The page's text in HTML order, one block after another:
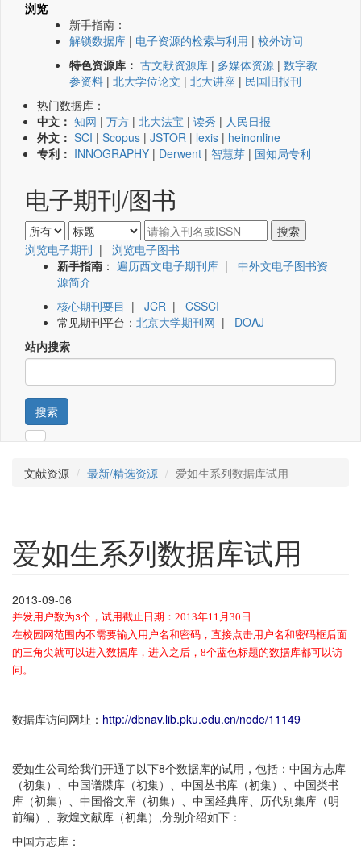
浏览
新手指南：
解锁数据库 | 电子资源的检索与利用 | 校外访问
特色资源库： 古文献资源库 | 多媒体资源 | 数字教
参资料 | 北大学位论文 | 北大讲座 | 民国旧报刊
热门数据库：
中文： 知网 | 万方 | 北大法宝 | 读秀 | 人民日报
外文： SCI | Scopus | JSTOR | lexis | heinonline
专利： INNOGRAPHY | Derwent | 智慧芽 | 国知局专利
电子期刊/图书
浏览电子期刊 | 浏览电子图书
新手指南 ： 遍历西文电子期刊库 | 中外文电子图书资
源简介
核心期刊要目 | JCR | CSSCI
常见期刊平台： 北京大学期刊网 | DOAJ
站内搜索
搜索
文献资源 最新/精选资源 爱如生系列数据库试用
爱如生系列数据库试用
2013-09-06
并发用户数为3个， 试用截止日期：2013年11月30日
在校园网范围内不需要输入用户名和密码，直接点击用户名和密码框后面
的三角尖就可以进入数据库，进入之后，8个蓝色标题的数据库都可以访
问。
数据库访问网址： http://dbnav.lib.pku.edu.cn/node/11149
爱如生公司给我们开通了以下8个数据库的试用，包括：中国方志库
（初集）、中国谱牒库（初集）、中国丛书库（初集）、中国类书
库（初集）、中国俗文库（初集）、中国经典库、历代别集库（明
前编）、敦煌文献库（初集）,分别介绍如下：
中国方志库：